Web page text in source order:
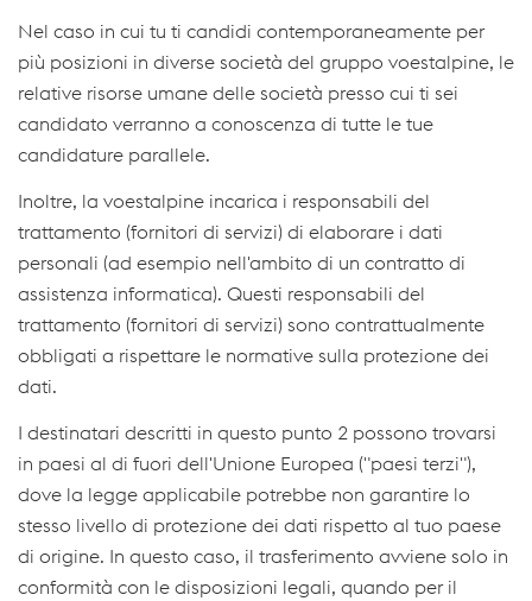
Nel caso in cui tu ti candidi contemporaneamente per
più posizioni in diverse società del gruppo voestalpine, le
relative risorse umane delle società presso cui ti sei
candidato verranno a conoscenza di tutte le tue
candidature parallele.
Inoltre, la voestalpine incarica i responsabili del
trattamento (fornitori di servizi) di elaborare i dati
personali (ad esempio nell'ambito di un contratto di
assistenza informatica). Questi responsabili del
trattamento (fornitori di servizi) sono contrattualmente
obbligati a rispettare le normative sulla protezione dei
dati.
I destinatari descritti in questo punto 2 possono trovarsi
in paesi al di fuori dell'Unione Europea ("paesi terzi"),
dove la legge applicabile potrebbe non garantire lo
stesso livello di protezione dei dati rispetto al tuo paese
di origine. In questo caso, il trasferimento avviene solo in
conformità con le disposizioni legali, quando per il